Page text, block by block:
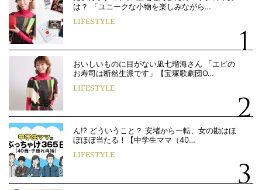
は？ 「ユニークな小物を楽しみながら…
LIFESTYLE
おいしいものに目がない凪七瑠海さん 「エビの
お寿司は断然生派です」【宝塚歌劇団O…
LIFESTYLE
ん!? どういうこと？ 安堵から一転、女の勘はほ
ぼほぼ当たる！【中学生ママ（40…
LIFESTYLE